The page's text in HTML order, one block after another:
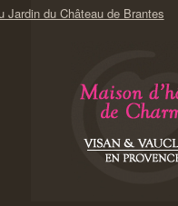
Jardin du Château de Brantes